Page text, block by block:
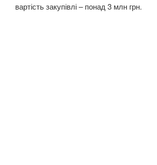
вартість закупівлі – понад 3 млн грн.